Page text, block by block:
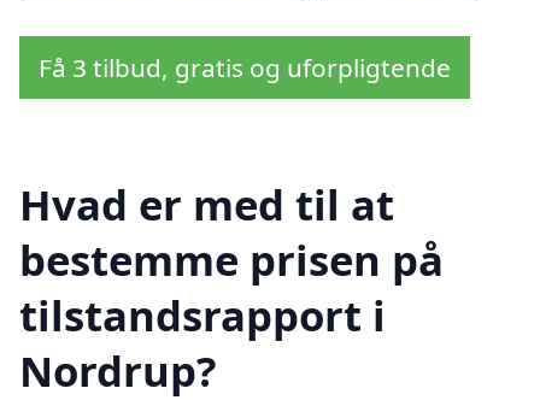
Få 3 tilbud, gratis og uforpligtende
Hvad er med til at
bestemme prisen på
tilstandsrapport i
Nordrup?